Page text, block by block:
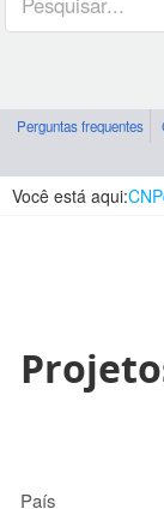
Perguntas frequentes
Você está aqui:
País